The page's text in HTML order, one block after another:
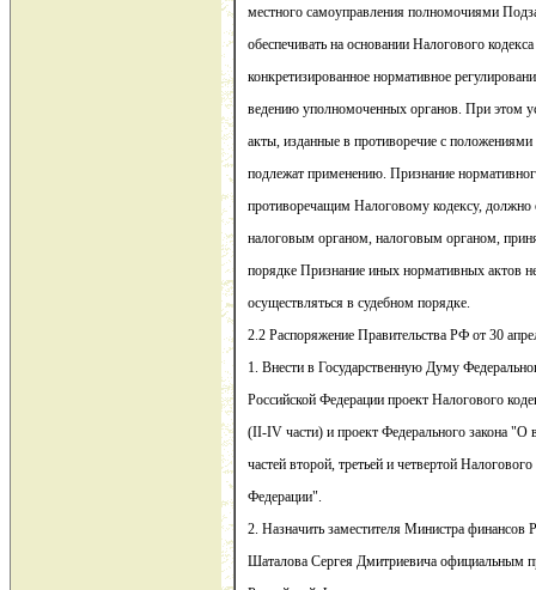
местного самоуправления полномочиями
обеспечивать на основании Налогового
конкретизированное нормативное
ведению уполномоченных органов. При этом
акты, изданные в противоречие с положениями
подлежат применению. Признание
противоречащим Налоговому кодексу,
налоговым органом, налоговым органом,
порядке Признание иных нормативных актов
осуществляться в судебном порядке.
2.2 Распоряжение Правительства РФ от 30
1. Внести в Государственную Думу
Российской Федерации проект Налогового
(II-IV части) и проект Федерального закона "О
частей второй, третьей и четвертой
Федерации".
2. Назначить заместителя Министра финансов
Шаталова Сергея Дмитриевича официальным